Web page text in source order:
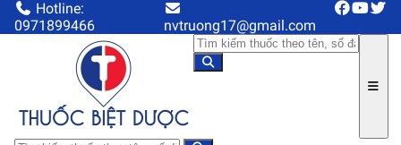
Hotline:
0971899466
nvtruong17@gmail.com